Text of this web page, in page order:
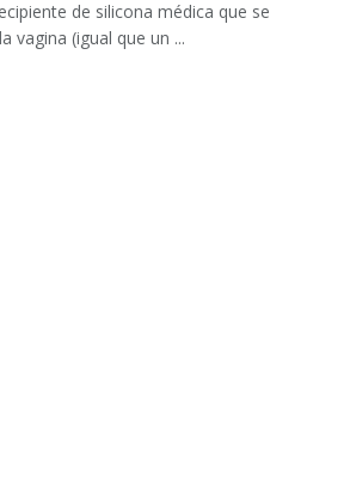
de silicona médica que se
vagina (igual que un ...